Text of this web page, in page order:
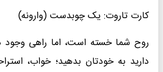
کارت تاروت: یک چوبدست (وارونه)
روح شما خسته است، اما راهی وجود
دارید به خودتان بدهید؛ خواب،